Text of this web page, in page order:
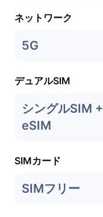
ネットワーク
5G
デュアルSIM
シングルSIM +
eSIM
SIMカード
SIMフリー